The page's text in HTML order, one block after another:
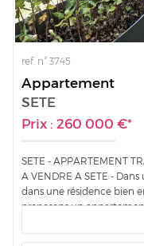
ref. n° 3745
Appartement
SETE
Prix : 260 000 €*
SETE - APPARTEMENT
A VENDRE A SETE -
dans une résidence bien
proposons un